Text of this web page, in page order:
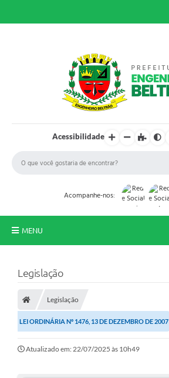
Acessibilidade
Acompanhe-nos:
MENU
Transparência
Legislação
Editais
Covid-19 / Vacinação
Legislação
Legislação
LEI ORDINÁRIA Nº 1476, 13 DE DEZEMBRO DE 2007
Atualizado em: 22/07/2025 às 10h49